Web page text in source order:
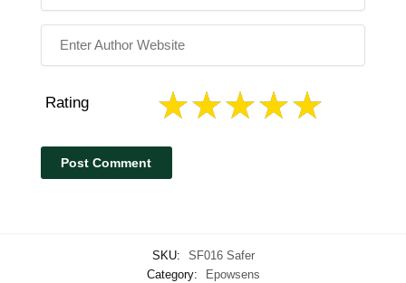
Rating
SKU:
SF016 Safer
Category:
Epowsens